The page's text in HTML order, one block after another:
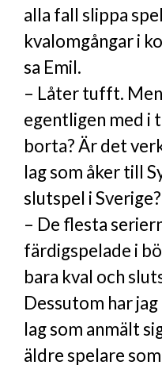
alla fall slippa
kvalomgångar i
sa Emil.
– Låter tufft.
egentligen med i
borta? Är det
lag som åker till
slutspel i
– De flesta
färdigspelade i
bara kval och
Dessutom har
lag som anmält
äldre spelare